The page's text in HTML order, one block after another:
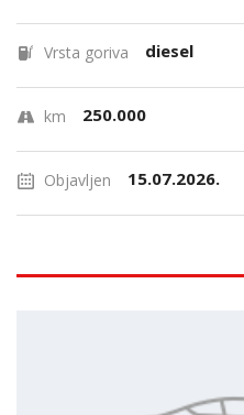
Vrsta goriva diesel
km 250.000
Objavljen 15.07.2026.